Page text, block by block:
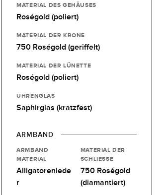
MATERIAL DES GEHÄUSES
Roségold (poliert)
MATERIAL DER KRONE
750 Roségold (geriffelt)
MATERIAL DER LÜNETTE
Roségold (poliert)
UHRENGLAS
Saphirglas (kratzfest)
ARMBAND
ARMBAND
MATERIAL
Alligatorenlede
r
MATERIAL DER
SCHLIESSE
750 Roségold
(diamantiert)